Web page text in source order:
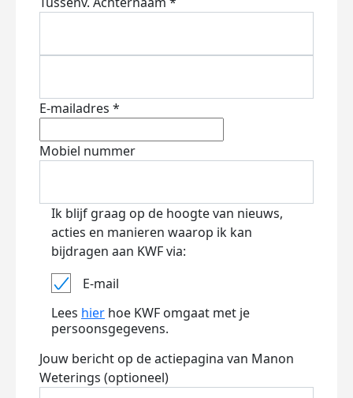
E-mailadres *
Mobiel nummer
Ik blijf graag op de hoogte van nieuws,
acties en manieren waarop ik kan
bijdragen aan KWF via:
E-mail
Lees hier hoe KWF omgaat met je
persoonsgegevens.
Jouw bericht op de actiepagina van Manon
Weterings (optioneel)